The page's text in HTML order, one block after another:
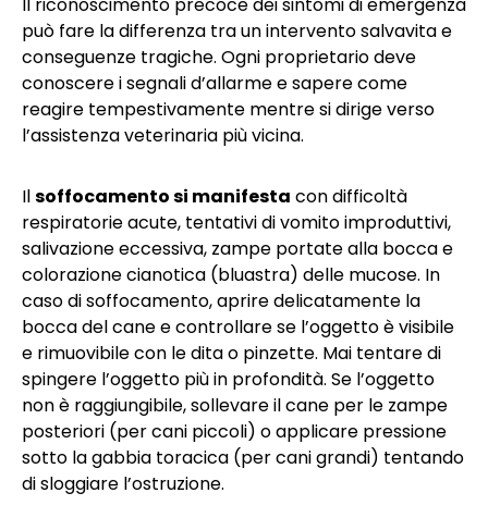
può fare la differenza tra un intervento salvavita e
conseguenze tragiche. Ogni proprietario deve
conoscere i segnali d’allarme e sapere come
reagire tempestivamente mentre si dirige verso
l’assistenza veterinaria più vicina.
Ilsoffocamento si manifesta con difficoltà
respiratorie acute, tentativi di vomito improduttivi,
salivazione eccessiva, zampe portate alla bocca e
colorazione cianotica (bluastra) delle mucose. In
caso di soffocamento, aprire delicatamente la
bocca del cane e controllare se l’oggetto è visibile
e rimuovibile con le dita o pinzette. Mai tentare di
spingere l’oggetto più in profondità. Se l’oggetto
non è raggiungibile, sollevare il cane per le zampe
posteriori (per cani piccoli) o applicare pressione
sotto la gabbia toracica (per cani grandi) tentando
di sloggiare l’ostruzione.